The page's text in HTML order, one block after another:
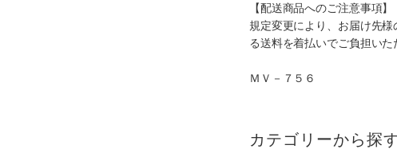
【配送商品へのご注意事項】
規定変更により、お届け先
る送料を着払いでご負担い
ＭＶ－７５６
カテゴリーから探